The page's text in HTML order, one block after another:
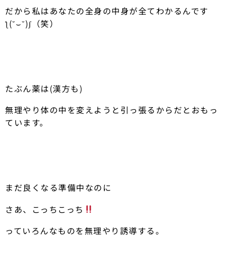
だから私はあなたの全身の中身が全てわかるんです
ƪ(˘⌣˘)ʃ（笑）
たぶん薬は(漢方も)
無理やり体の中を変えようと引っ張るからだとおもっ
ています。
まだ良くなる準備中なのに
さあ、こっちこっち
っていろんなものを無理やり誘導する。